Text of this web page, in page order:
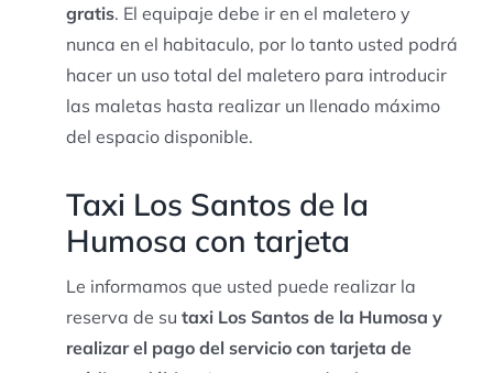
gratis. El equipaje debe ir en el maletero y
nunca en el habitaculo, por lo tanto usted podrá
hacer un uso total del maletero para introducir
las maletas hasta realizar un llenado máximo
del espacio disponible.
Taxi Los Santos de la
Humosa con tarjeta
Le informamos que usted puede realizar la
reserva de su taxi Los Santos de la Humosa y
realizar el pago del servicio con tarjeta de